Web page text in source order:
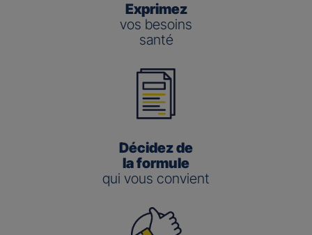
Exprimez
vos besoins
santé
Décidez de
la formule
qui vous convient